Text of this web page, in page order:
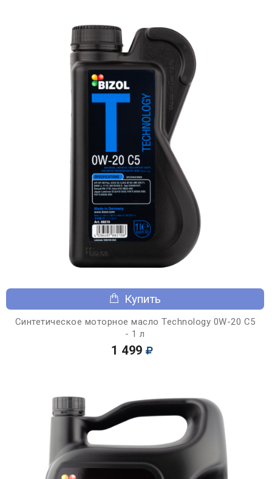
Купить
Синтетическое моторное масло Technology 0W-20 C5
- 1 л
1 499